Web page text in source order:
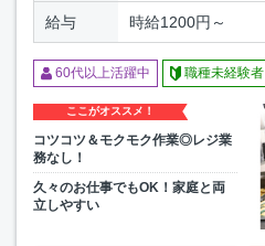
給与 時給1200円～
60代以上活躍中 職種未経験者
ここがオススメ！
コツコツ＆モクモク作業◎レジ業
務なし！
久々のお仕事でもOK！家庭と両
立しやすい